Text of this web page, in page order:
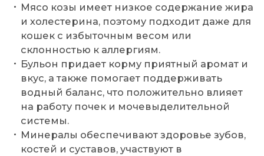
Мясо козы имеет низкое содержание жира
и холестерина, поэтому подходит даже для
кошек с избыточным весом или
склонностью к аллергиям.
Бульон придает корму приятный аромат и
вкус, а также помогает поддерживать
водный баланс, что положительно влияет
на работу почек и мочевыделительной
системы.
Минералы обеспечивают здоровье зубов,
костей и суставов, участвуют в